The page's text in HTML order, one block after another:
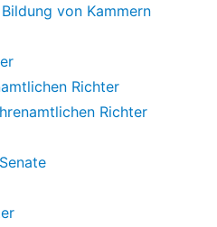
von Kammern
Richter
Richter